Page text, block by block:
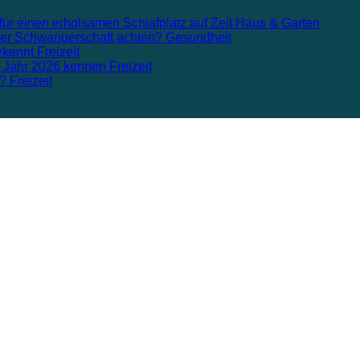
einen erholsamen Schlafplatz auf Zeit Haus & Garten
Schwangerschaft achten? Gesundheit
Freizeit
2026 kennen Freizeit
Freizeit